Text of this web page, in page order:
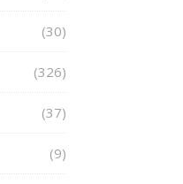
(30)
(326)
(37)
(9)